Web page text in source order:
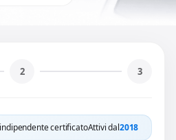
2 3
certificatoAttivi dal2018